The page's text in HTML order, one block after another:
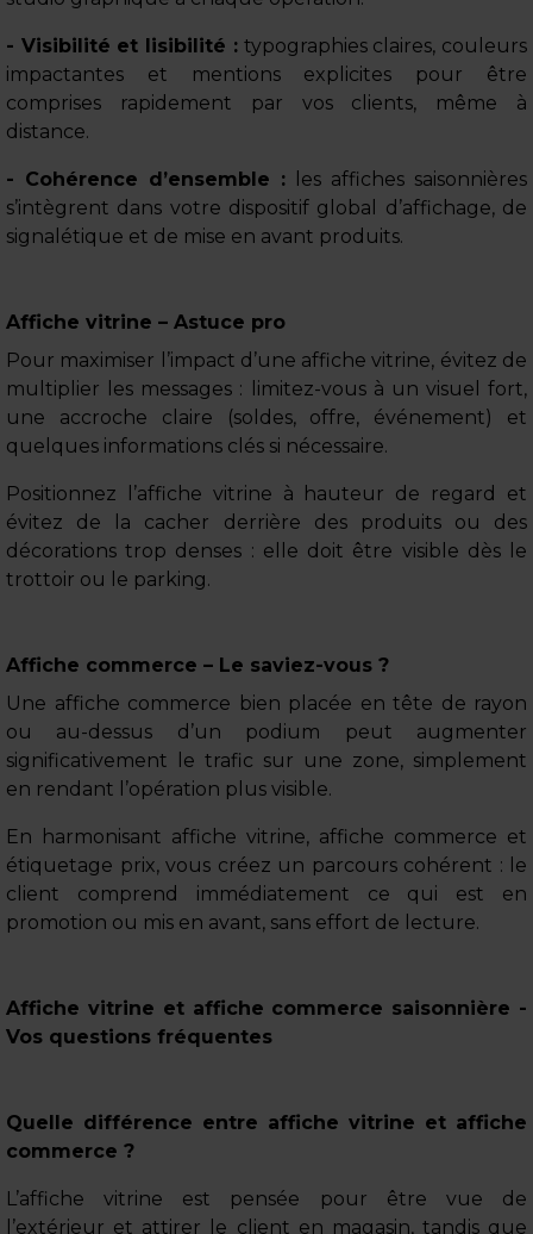
- Visibilité et lisibilité :typographies claires, couleurs
impactantes et mentions explicites pour être
comprises rapidement par vos clients, même à
distance.
- Cohérence d’ensemble : les affiches saisonnières
s’intègrent dans votre dispositif global d’affichage, de
signalétique et de mise en avant produits.
Affiche vitrine – Astuce pro
Pour maximiser l’impact d’une affiche vitrine, évitez de
multiplier les messages : limitez-vous à un visuel fort,
une accroche claire (soldes, offre, événement) et
quelques informations clés si nécessaire.
Positionnez l’affiche vitrine à hauteur de regard et
évitez de la cacher derrière des produits ou des
décorations trop denses : elle doit être visible dès le
trottoir ou le parking.
Affiche commerce – Le saviez-vous ?
Une affiche commerce bien placée en tête de rayon
ou au-dessus d’un podium peut augmenter
significativement le trafic sur une zone, simplement
en rendant l’opération plus visible.
En harmonisant affiche vitrine, affiche commerce et
étiquetage prix, vous créez un parcours cohérent : le
client comprend immédiatement ce qui est en
promotion ou mis en avant, sans effort de lecture.
Affiche vitrine et affiche commerce saisonnière -
Vos questions fréquentes
Quelle différence entre affiche vitrine et affiche
commerce ?
L’affiche vitrine est pensée pour être vue de
l’extérieur et attirer le client en magasin, tandis que